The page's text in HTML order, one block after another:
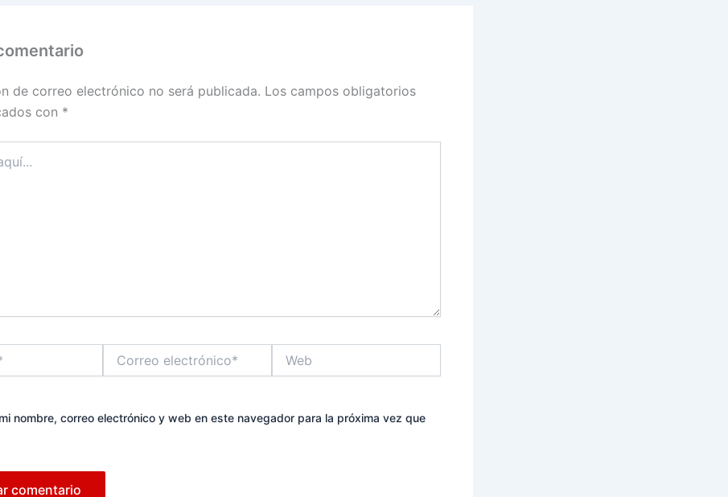
de correo electrónico no será publicada. Los campos obligatorios
con *
electrónico*
nombre, correo electrónico y web en este navegador para la próxima vez que